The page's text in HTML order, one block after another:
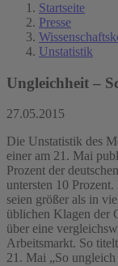
Startseite
Presse
Unstatistik
Ungleichheit –
27.05.2015
Die Unstatistik des
einer am 21. Mai
Prozent der
untersten 10
seien größer als in
üblichen Klagen der
über eine
Arbeitsmarkt. So
21. Mai „So